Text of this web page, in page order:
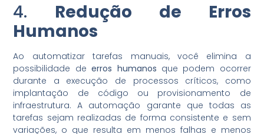
4. Redução de Erros
Humanos
Ao automatizar tarefas manuais, você elimina a
possibilidade deerros humanos que podem ocorrer
durante a execução de processos críticos, como
implantação de código ou provisionamento de
infraestrutura. A automação garante que todas as
tarefas sejam realizadas de forma consistente e sem
variações, o que resulta em menos falhas e menos